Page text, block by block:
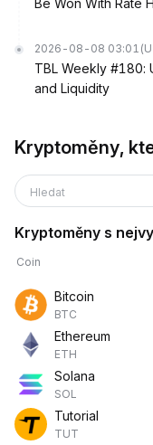
Be Won With Rate
2026-08-08 03:01
TBL Weekly #180:
and Liquidity
Kryptoměny,
Hledat
Kryptoměny s
Coin
Bitcoin
BTC
Ethereum
ETH
Solana
SOL
Tutorial
TUT